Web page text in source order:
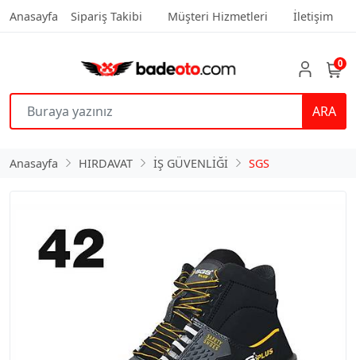
Anasayfa Sipariş Takibi Müşteri Hizmetleri İletişim
ARA
0
Anasayfa HIRDAVAT İŞ GÜVENLİĞİ SGS